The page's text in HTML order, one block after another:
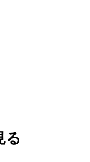
る